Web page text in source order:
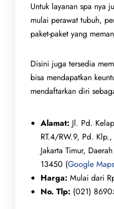
Untuk layanan spa nya
mulai perawat tubuh,
paket-paket yang
Disini juga tersedia
bisa mendapatkan
mendaftarkan diri
Alamat: Jl. Pd.
RT.4/RW.9, Pd.
Jakarta Timur,
13450 (Google Maps
Harga: Mulai dari
No. Tlp: (021)